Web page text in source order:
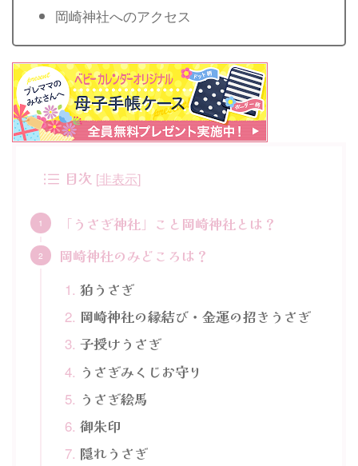
岡崎神社へのアクセス
目次 [非表示]
「うさぎ神社」こと岡崎神社とは？
岡崎神社のみどころは？
狛うさぎ
岡崎神社の縁結び・金運の招きうさぎ
子授けうさぎ
うさぎみくじお守り
うさぎ絵馬
御朱印
隠れうさぎ